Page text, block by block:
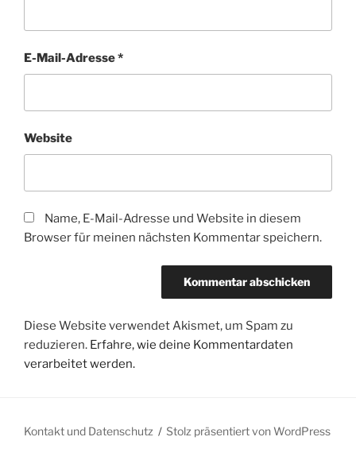
E-Mail-Adresse*
Website
Name, E-Mail-Adresse und Website in diesem
Browser für meinen nächsten Kommentar speichern.
Diese Website verwendet Akismet, um Spam zu
reduzieren. Erfahre, wie deine Kommentardaten
verarbeitet werden.
Kontakt und Datenschutz Stolz präsentiert von WordPress